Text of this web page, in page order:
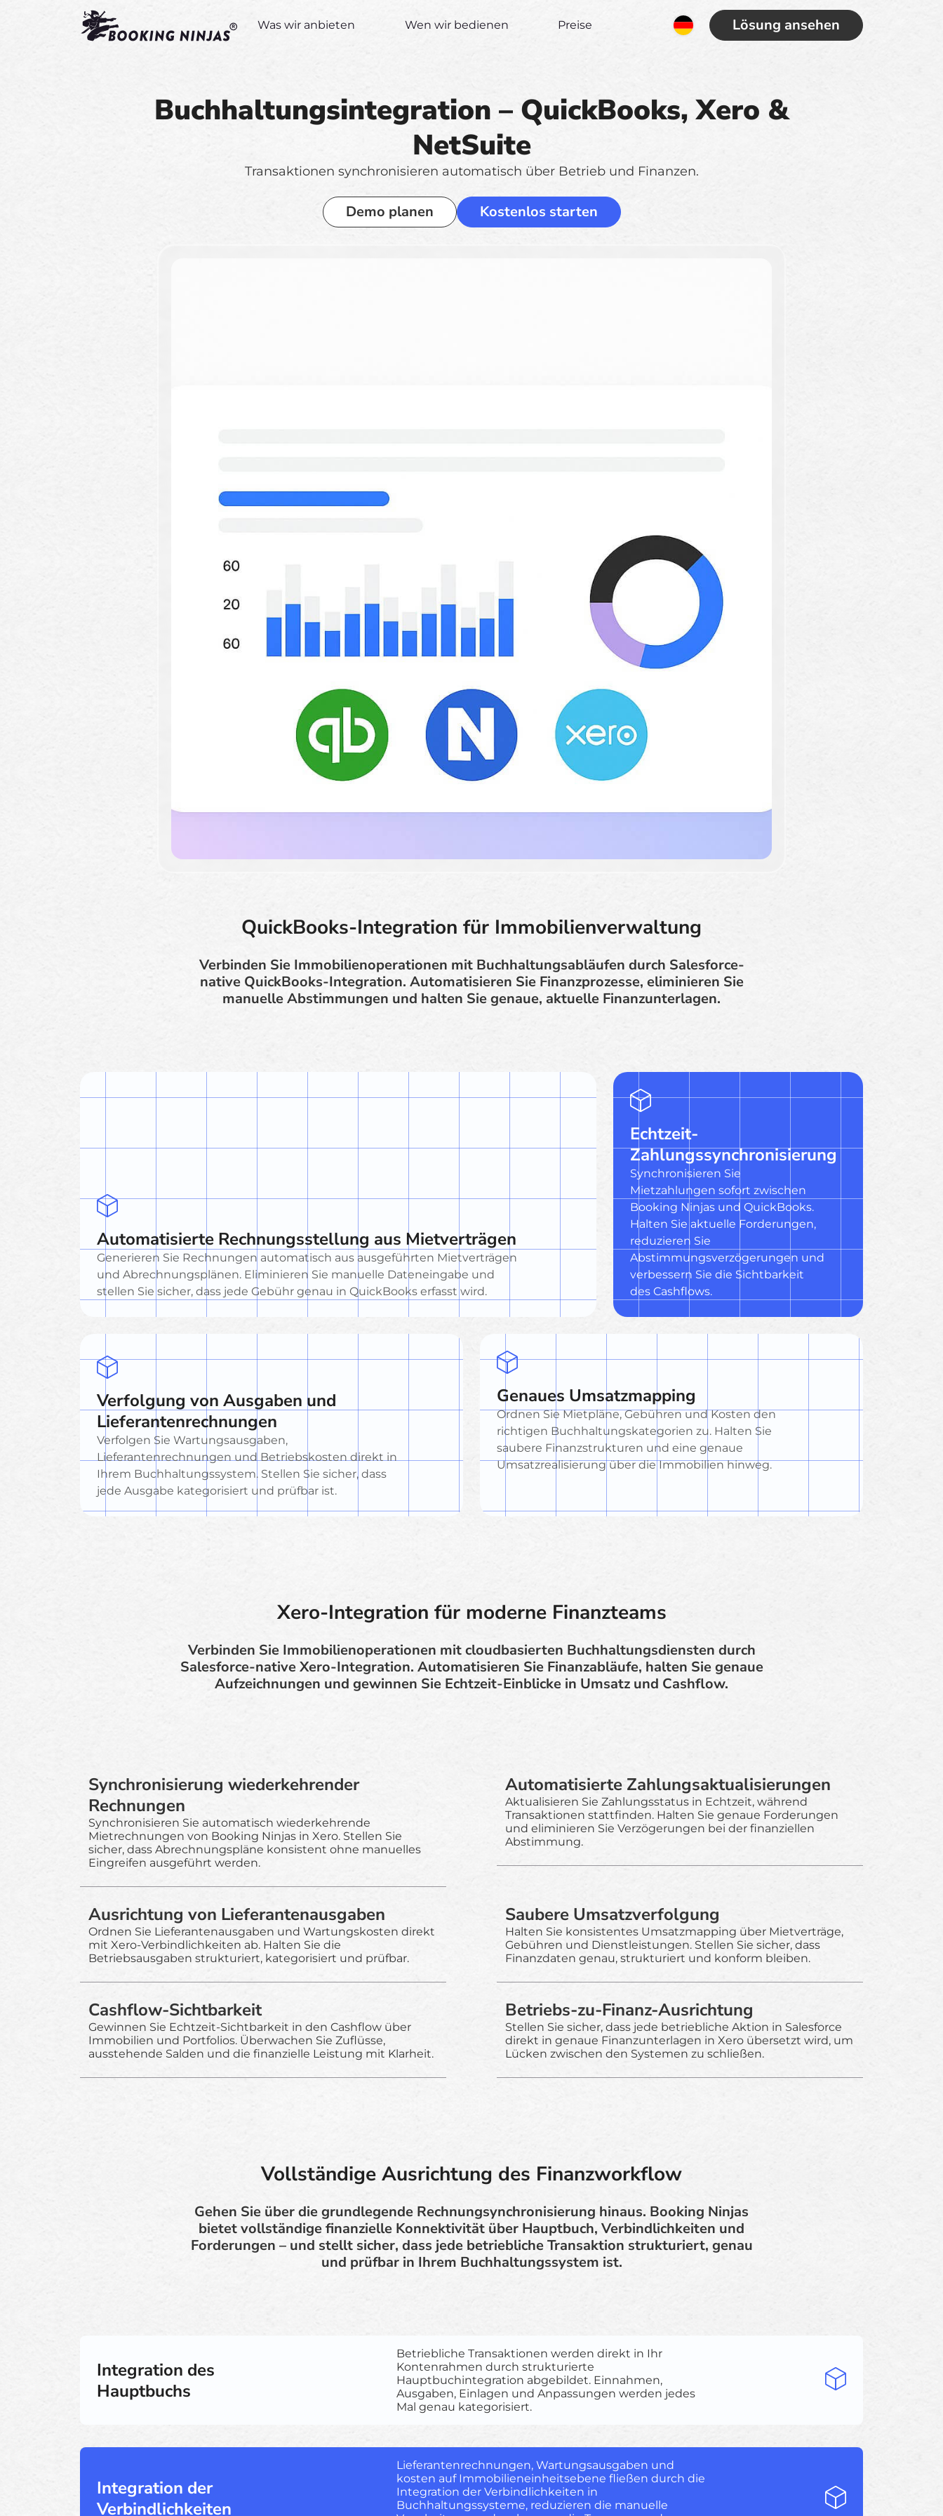
Lösung ansehen
Was wir anbieten Wen wir bedienen Preise
Buchhaltungsintegration – QuickBooks, Xero &
NetSuite
Transaktionen synchronisieren automatisch über Betrieb und Finanzen.
Demo planen Kostenlos starten
QuickBooks-Integration für Immobilienverwaltung
Verbinden Sie Immobilienoperationen mit Buchhaltungsabläufen durch Salesforce-
native QuickBooks-Integration. Automatisieren Sie Finanzprozesse, eliminieren Sie
manuelle Abstimmungen und halten Sie genaue, aktuelle Finanzunterlagen.
Automatisierte Rechnungsstellung aus Mietverträgen
Generieren Sie Rechnungen automatisch aus ausgeführten Mietverträgen
und Abrechnungsplänen. Eliminieren Sie manuelle Dateneingabe und
stellen Sie sicher, dass jede Gebühr genau in QuickBooks erfasst wird.
Echtzeit-
Zahlungssynchronisierung
Synchronisieren Sie
Mietzahlungen sofort zwischen
Booking Ninjas und QuickBooks.
Halten Sie aktuelle Forderungen,
reduzieren Sie
Abstimmungsverzögerungen und
verbessern Sie die Sichtbarkeit
des Cashflows.
Verfolgung von Ausgaben und
Lieferantenrechnungen
Verfolgen Sie Wartungsausgaben,
Lieferantenrechnungen und Betriebskosten direkt in
Ihrem Buchhaltungssystem. Stellen Sie sicher, dass
jede Ausgabe kategorisiert und prüfbar ist.
Genaues Umsatzmapping
Ordnen Sie Mietpläne, Gebühren und Kosten den
richtigen Buchhaltungskategorien zu. Halten Sie
saubere Finanzstrukturen und eine genaue
Umsatzrealisierung über die Immobilien hinweg.
Xero-Integration für moderne Finanzteams
Verbinden Sie Immobilienoperationen mit cloudbasierten Buchhaltungsdiensten durch
Salesforce-native Xero-Integration. Automatisieren Sie Finanzabläufe, halten Sie genaue
Aufzeichnungen und gewinnen Sie Echtzeit-Einblicke in Umsatz und Cashflow.
Synchronisierung wiederkehrender
Rechnungen
Synchronisieren Sie automatisch wiederkehrende
Mietrechnungen von Booking Ninjas in Xero. Stellen Sie
sicher, dass Abrechnungspläne konsistent ohne manuelles
Eingreifen ausgeführt werden.
Automatisierte Zahlungsaktualisierungen
Aktualisieren Sie Zahlungsstatus in Echtzeit, während
Transaktionen stattfinden. Halten Sie genaue Forderungen
und eliminieren Sie Verzögerungen bei der finanziellen
Abstimmung.
Ausrichtung von Lieferantenausgaben
Ordnen Sie Lieferantenausgaben und Wartungskosten direkt
mit Xero-Verbindlichkeiten ab. Halten Sie die
Betriebsausgaben strukturiert, kategorisiert und prüfbar.
Saubere Umsatzverfolgung
Halten Sie konsistentes Umsatzmapping über Mietverträge,
Gebühren und Dienstleistungen. Stellen Sie sicher, dass
Finanzdaten genau, strukturiert und konform bleiben.
Cashflow-Sichtbarkeit
Gewinnen Sie Echtzeit-Sichtbarkeit in den Cashflow über
Immobilien und Portfolios. Überwachen Sie Zuflüsse,
ausstehende Salden und die finanzielle Leistung mit Klarheit.
Betriebs-zu-Finanz-Ausrichtung
Stellen Sie sicher, dass jede betriebliche Aktion in Salesforce
direkt in genaue Finanzunterlagen in Xero übersetzt wird, um
Lücken zwischen den Systemen zu schließen.
Vollständige Ausrichtung des Finanzworkflow
Gehen Sie über die grundlegende Rechnungsynchronisierung hinaus. Booking Ninjas
bietet vollständige finanzielle Konnektivität über Hauptbuch, Verbindlichkeiten und
Forderungen – und stellt sicher, dass jede betriebliche Transaktion strukturiert, genau
und prüfbar in Ihrem Buchhaltungssystem ist.
Integration des
Hauptbuchs
Betriebliche Transaktionen werden direkt in Ihr
Kontenrahmen durch strukturierte
Hauptbuchintegration abgebildet. Einnahmen,
Ausgaben, Einlagen und Anpassungen werden jedes
Mal genau kategorisiert.
Integration der
Verbindlichkeiten
Lieferantenrechnungen, Wartungsausgaben und
kosten auf Immobilieneinheitsebene fließen durch die
Integration der Verbindlichkeiten in
Buchhaltungssysteme, reduzieren die manuelle